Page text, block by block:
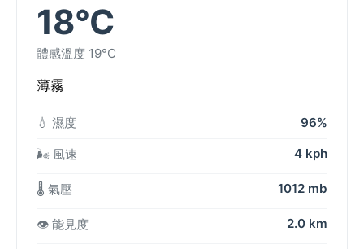
18°C
體感溫度 19°C
薄霧
💧 濕度 96%
🌬️ 風速 4 kph
🌡️ 氣壓 1012 mb
👁️ 能見度 2.0 km